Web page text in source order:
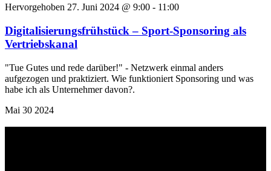
Hervorgehoben 27. Juni 2024 @ 9:00 - 11:00
Digitalisierungsfrühstück – Sport-Sponsoring als
Vertriebskanal
"Tue Gutes und rede darüber!" - Netzwerk einmal anders
aufgezogen und praktiziert. Wie funktioniert Sponsoring und was
habe ich als Unternehmer davon?.
Mai 30 2024